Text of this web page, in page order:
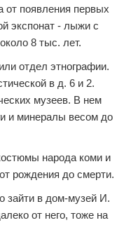
от появления первых
экспонат - лыжи с
8 тыс. лет.
отдел этнографии.
в д. 6 и 2.
музеев. В нем
и минералы весом до
народа коми и
рождения до смерти.
зайти в дом-музей И.
от него, тоже на